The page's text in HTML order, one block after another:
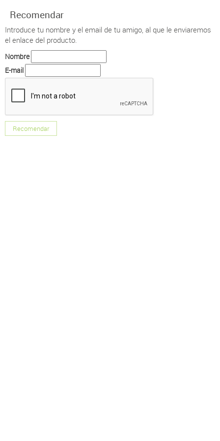
Recomendar
Introduce tu nombre y el email de tu amigo, al que le enviaremos
el enlace del producto.
Nombre
E-mail